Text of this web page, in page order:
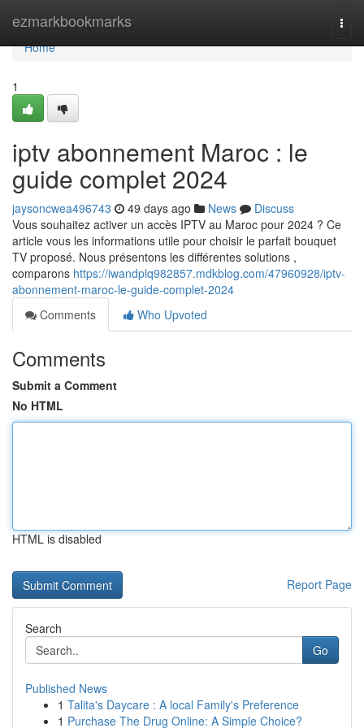
ezmarkbookmarks
Home
Home
1
iptv abonnement Maroc : le
guide complet 2024
jaysoncwea496743 49 days ago News
Discuss
Vous souhaitez activer un accès IPTV au Maroc pour 2024 ? Ce
article vous les informations utile pour choisir le parfait bouquet
TV proposé. Nous présentons les différentes solutions ,
comparons https://iwandplq982857.mdkblog.com/47960928/iptv-
abonnement-maroc-le-guide-complet-2024
Comments
Who Upvoted
Comments
Submit a Comment
No HTML
HTML is disabled
Report Page
Search
Go
Published News
1 Talita's Daycare : A local Family's Preference
1 Purchase The Drug Online: A Simple Choice?